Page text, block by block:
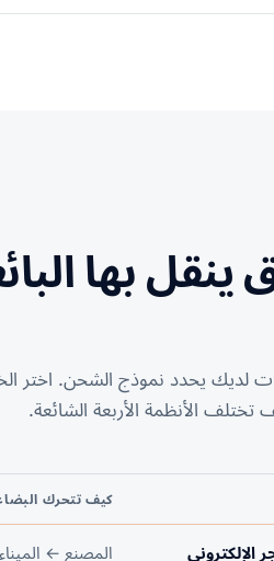
ينقل بها
لديك يحدد نموذج الشحن. اختر
تختلف الأنظمة الأربعة الشائعة.
كيف تتحرك
الإلكتروني
المصنع ←